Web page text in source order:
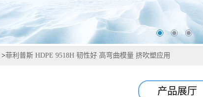
>菲利普斯 HDPE 9518H 韧性好 高弯曲模量 挤吹塑应用
产品展厅